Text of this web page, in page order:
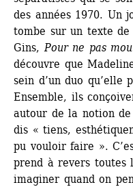
des années 1970. Un
tombe sur un texte
Gins, Pour ne pas
découvre que
sein d’un duo qu’elle
Ensemble, ils
autour de la notion
dis « tiens,
pu vouloir faire ».
prend à revers toutes
imaginer quand on